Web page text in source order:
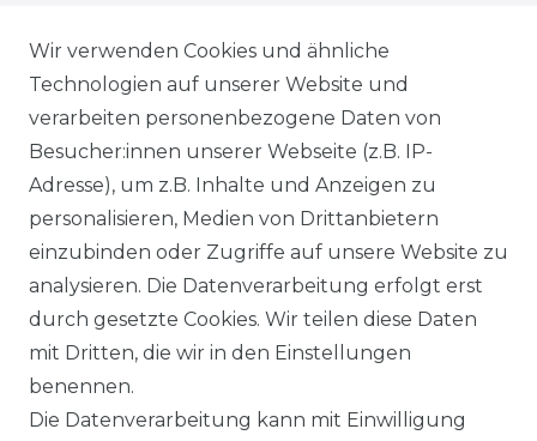
BEZAHLUNG
KLIMA- UND UMWELTSCHUTZ
LEXIKON
UNTERNEHMEN
ÜBER UNS
Wir verwenden Cookies und ähnliche
Technologien auf unserer Website und
verarbeiten personenbezogene Daten von
Besucher:innen unserer Webseite (z.B. IP-
Adresse), um z.B. Inhalte und Anzeigen zu
personalisieren, Medien von Drittanbietern
einzubinden oder Zugriffe auf unsere Website zu
analysieren. Die Datenverarbeitung erfolgt erst
durch gesetzte Cookies. Wir teilen diese Daten
mit Dritten, die wir in den Einstellungen
benennen.
Die Datenverarbeitung kann mit Einwilligung